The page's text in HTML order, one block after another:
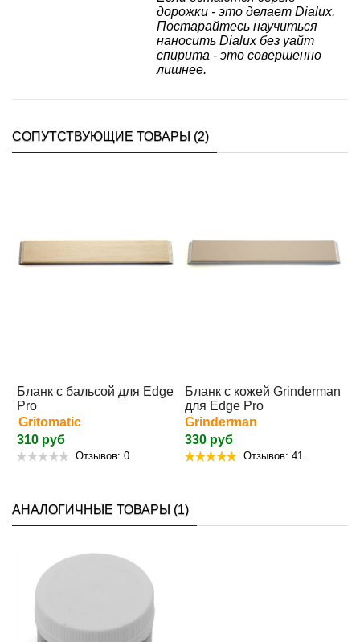
дорожки - это делает Dialux.
Постарайтесь научиться
наносить Dialux без уайт
спирита - это совершенно
лишнее.
СОПУТСТВУЮЩИЕ ТОВАРЫ (2)
Бланк с бальсой для Edge
Pro
Gritomatic
310 руб
Отзывов: 0
Бланк с кожей Grinderman
для Edge Pro
Grinderman
330 руб
Отзывов: 41
АНАЛОГИЧНЫЕ ТОВАРЫ (1)